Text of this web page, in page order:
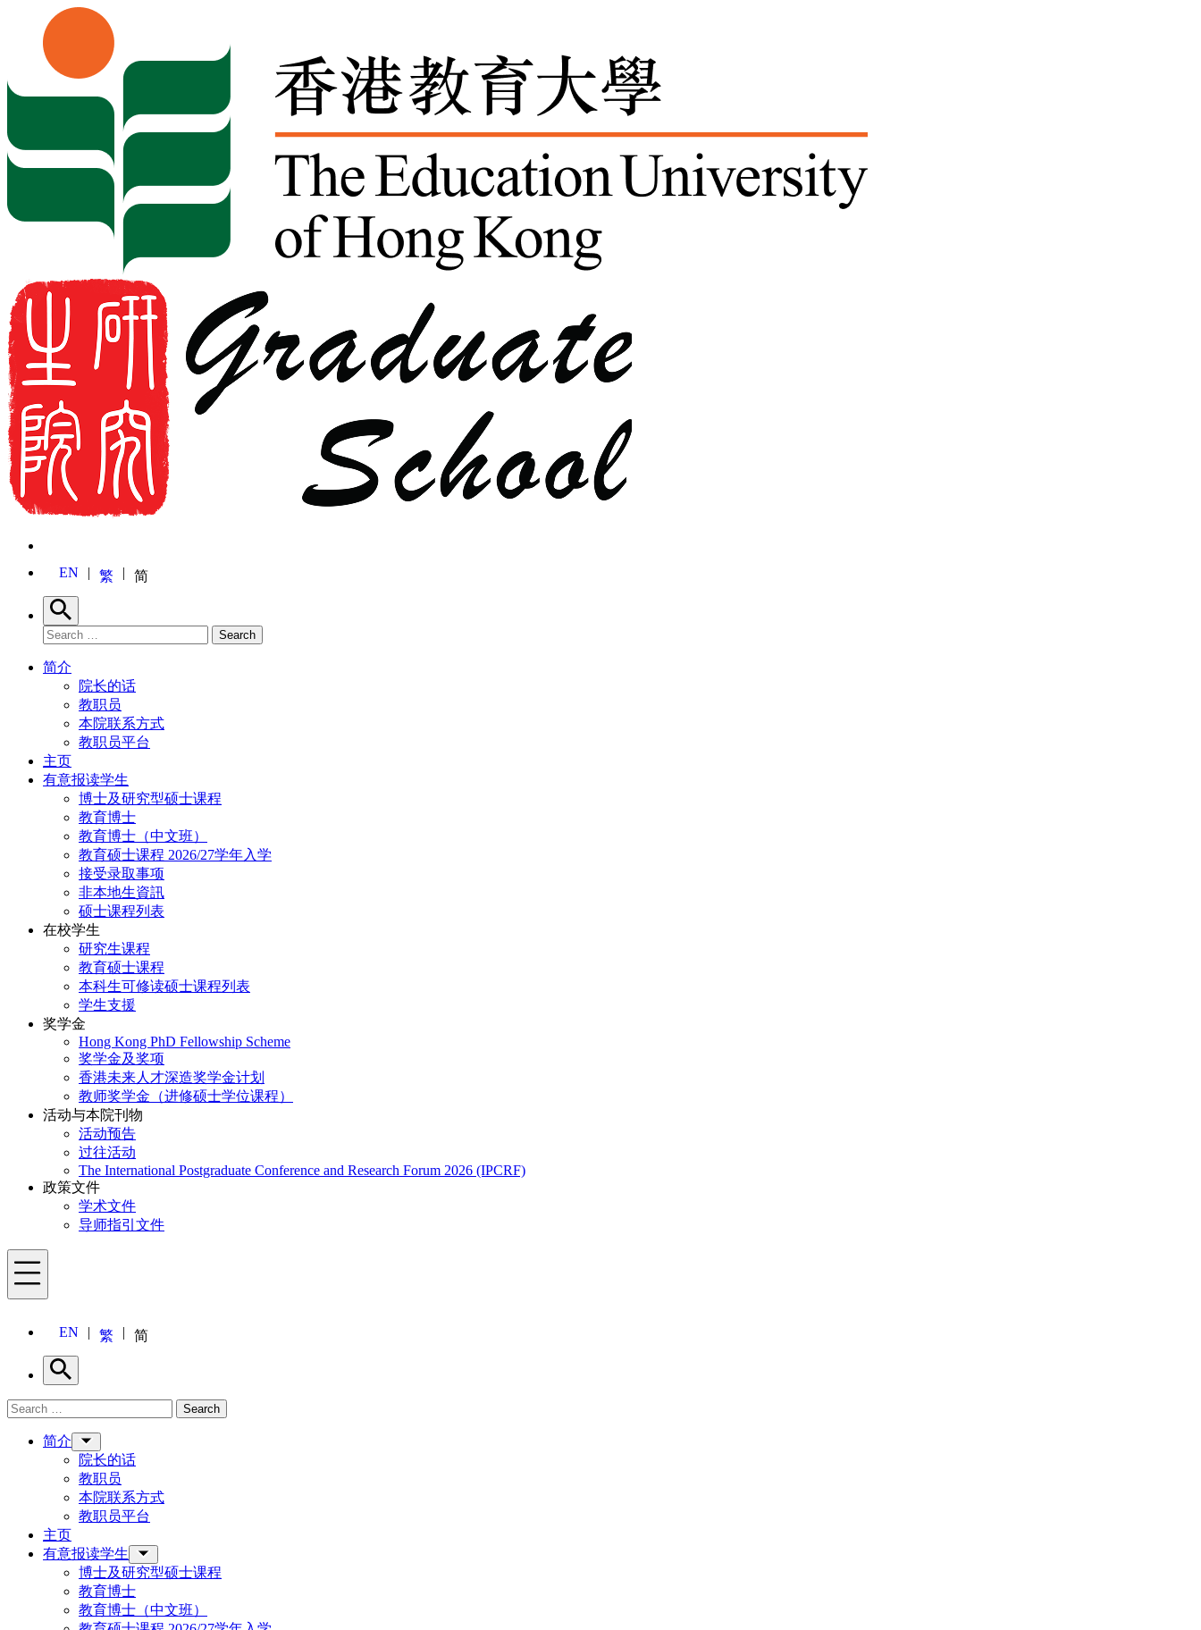
Skip to content
EN 繁 简
Search
Search for: Search
简介
院长的话
教职员
本院联系方式
教职员平台
主页
有意报读学生
博士及研究型硕士课程
教育博士
教育博士（中文班）
教育硕士课程 2026/27学年入学
接受录取事项
非本地生資訊
硕士课程列表
在校学生
研究生课程
教育硕士课程
本科生可修读硕士课程列表
学生支援
奖学金
Hong Kong PhD Fellowship Scheme
奖学金及奖项
香港未来人才深造奖学金计划
教师奖学金（进修硕士学位课程）
活动与本院刊物
活动预告
过往活动
The International Postgraduate Conference and Research Forum 2026 (IPCRF)
政策文件
学术文件
导师指引文件
Menu
EN 繁 简
Search
Search for: Search
简介
院长的话
教职员
本院联系方式
教职员平台
主页
有意报读学生
博士及研究型硕士课程
教育博士
教育博士（中文班）